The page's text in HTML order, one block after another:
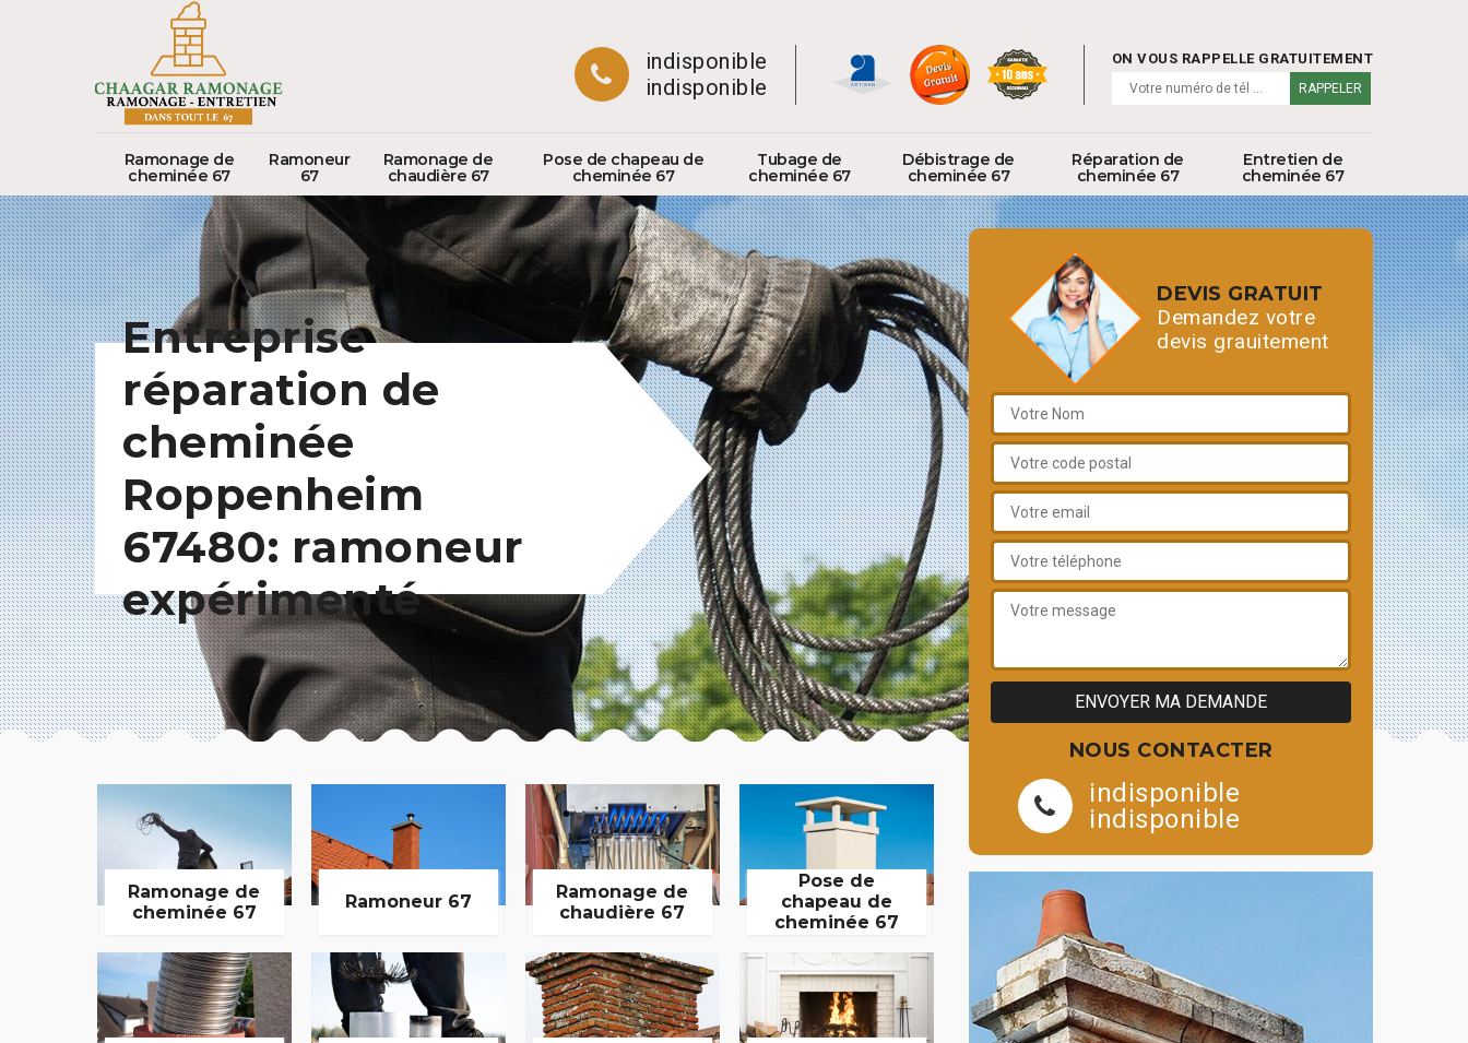
indisponible
indisponible
ON VOUS RAPPELLE GRATUITEMENT
Ramonage de
cheminée 67
Ramoneur
67
Ramonage de
chaudière 67
Pose de chapeau de
cheminée 67
Tubage de
cheminée 67
Débistrage de
cheminée 67
Réparation de
cheminée 67
Entretien de
cheminée 67
Entreprise
réparation de
cheminée
Roppenheim
67480: ramoneur
expérimenté
Ramonage de
cheminée 67
Ramoneur 67
Ramonage de
chaudière 67
Pose de
chapeau de
cheminée 67
DEVIS GRATUIT
Demandez votre
devis grauitement
NOUS CONTACTER
indisponible
indisponible